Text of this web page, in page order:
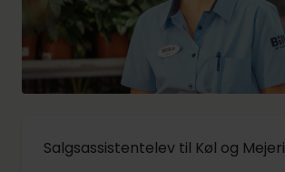
Salgsassistentelev til Køl og Mejeri